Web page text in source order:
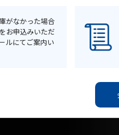
がなかった場合
お申込みいただ
ルにてご案内い